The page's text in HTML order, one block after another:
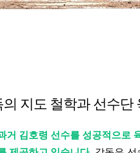
지도 철학과 선수단
거 김호령 선수를 성공적으로